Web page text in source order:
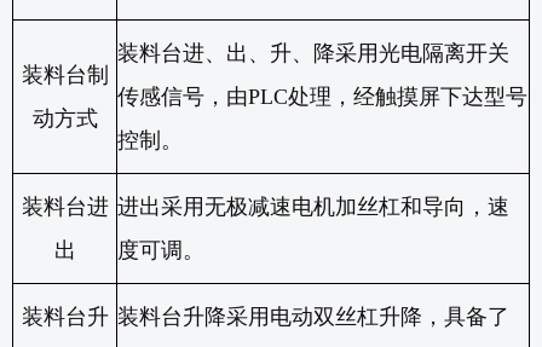
装料台制
动方式
装料台进、出、升、降采用光电隔离开关
传感信号，由PLC处理，经触摸屏下达型号
控制。
装料台进
出
进出采用无极减速电机加丝杠和导向，速
度可调。
装料台升 装料台升降采用电动双丝杠升降，具备了